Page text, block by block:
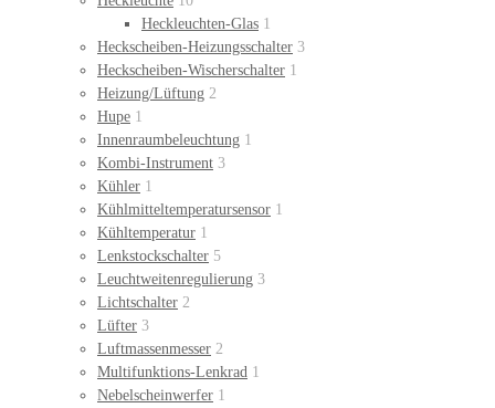
Heckleuchten-Glas 1
Heckscheiben-Heizungsschalter 3
Heckscheiben-Wischerschalter 1
Heizung/Lüftung 2
Hupe 1
Innenraumbeleuchtung 1
Kombi-Instrument 3
Kühler 1
Kühlmitteltemperatursensor 1
Kühltemperatur 1
Lenkstockschalter 5
Leuchtweitenregulierung 3
Lichtschalter 2
Lüfter 3
Luftmassenmesser 2
Multifunktions-Lenkrad 1
Nebelscheinwerfer 1